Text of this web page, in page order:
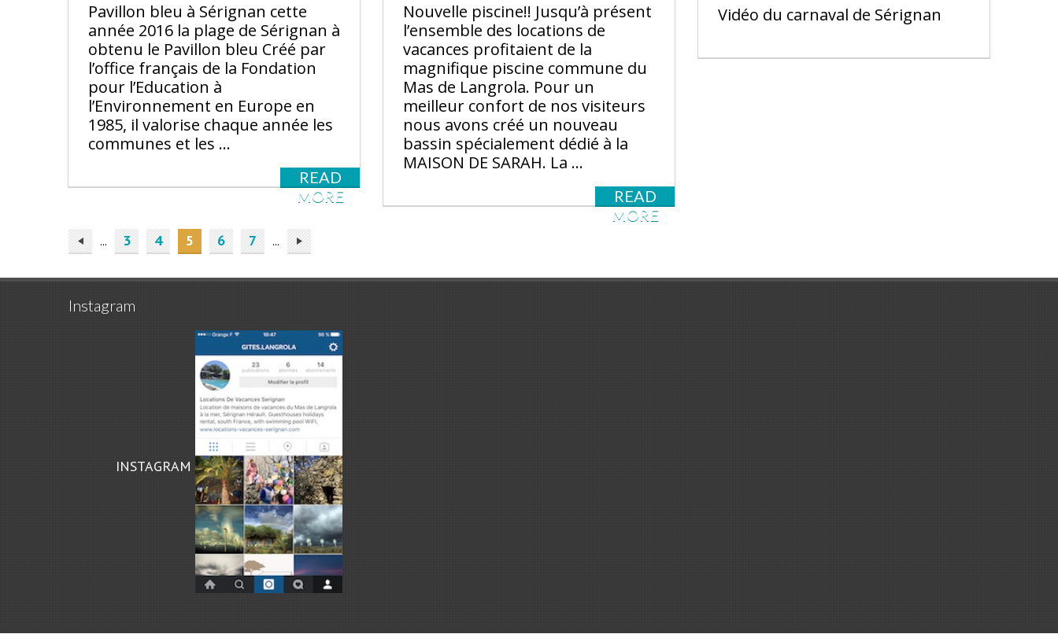
Pavillon bleu à Sérignan cette
année 2016 la plage de Sérignan à
obtenu le Pavillon bleu Créé par
l’office français de la Fondation
pour l’Education à
l’Environnement en Europe en
1985, il valorise chaque année les
communes et les …
READ
MORE
Nouvelle piscine!! Jusqu’à présent
l’ensemble des locations de
vacances profitaient de la
magnifique piscine commune du
Mas de Langrola. Pour un
meilleur confort de nos visiteurs
nous avons créé un nouveau
bassin spécialement dédié à la
MAISON DE SARAH. La …
READ
MORE
Vidéo du carnaval de Sérignan
... 3 4 5 6 7 ...
Instagram
INSTAGRAM